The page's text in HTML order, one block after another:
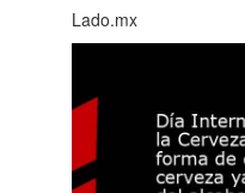
Lado.mx